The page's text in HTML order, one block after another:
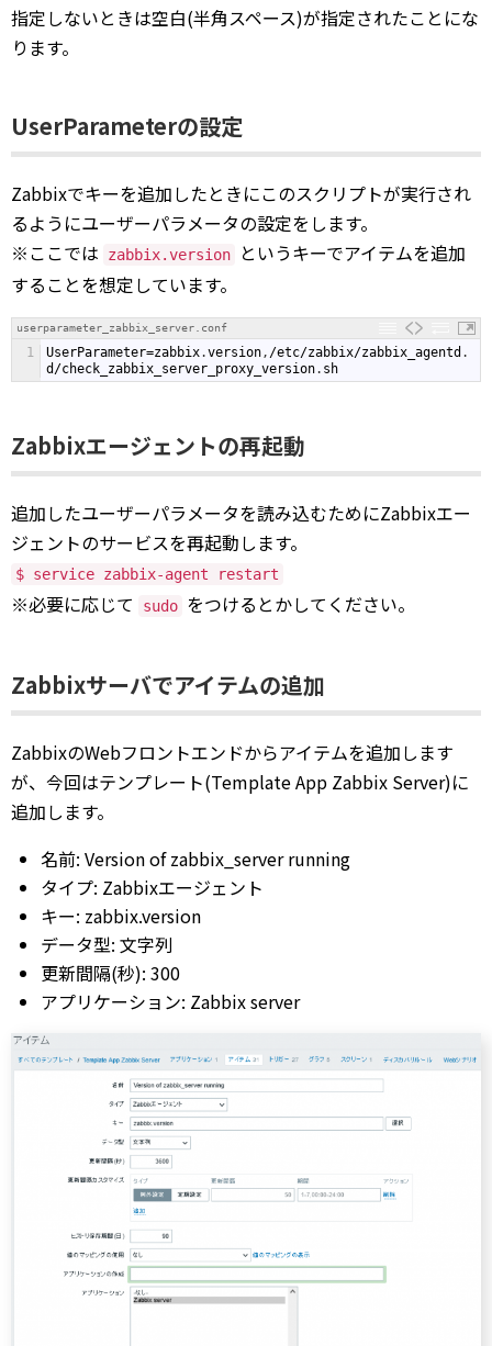
指定しないときは空白(半角スペース)が指定されたことにな
ります。
UserParameterの設定
Zabbixでキーを追加したときにこのスクリプトが実行され
るようにユーザーパラメータの設定をします。
※ここでは
zabbix.version
というキーでアイテムを追加
することを想定しています。
userparameter_zabbix_server.conf
1 UserParameter=zabbix.version, /etc/zabbix/zabbix_agentd .
d /check_zabbix_server_proxy_version. sh
Zabbixエージェントの再起動
追加したユーザーパラメータを読み込むためにZabbixエー
ジェントのサービスを再起動します。
$ service zabbix-agent restart
※必要に応じて sudo をつけるとかしてください。
Zabbixサーバでアイテムの追加
ZabbixのWebフロントエンドからアイテムを追加します
が、今回はテンプレート(Template App Zabbix Server)に
追加します。
名前: Version of zabbix_server running
タイプ: Zabbixエージェント
キー: zabbix.version
データ型: 文字列
更新間隔(秒): 300
アプリケーション: Zabbix server